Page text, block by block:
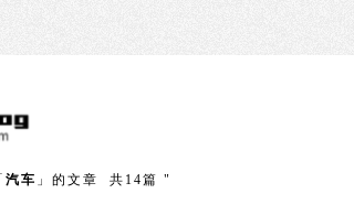
汽车 」的文章 共14篇 "